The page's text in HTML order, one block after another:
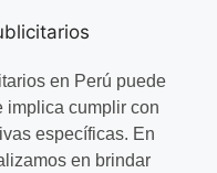
en Perú puede
implica cumplir con
específicas. En
en brindar